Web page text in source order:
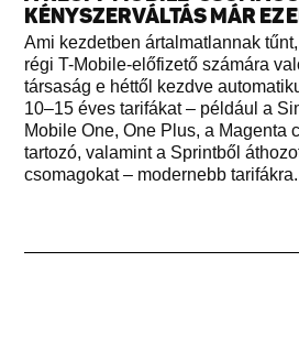
KÉNYSZERVÁLTÁS MÁR
Ami kezdetben ártalmatlannak
régi T-Mobile-előfizető számára
társaság e héttől kezdve
10–15 éves tarifákat – például a
Mobile One, One Plus, a Magenta
tartozó, valamint a Sprintből
csomagokat – modernebb